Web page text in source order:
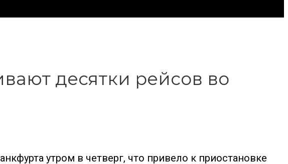
десятки рейсов во
утром в четверг, что привело к приостановке